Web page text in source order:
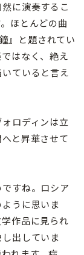
に演奏するこ
ほとんどの曲
』と題されてい
はなく、絶え
ていると言え
ロディンは立
と昇華させて
すね。ロシア
うに思いま
作品に見られ
出していま